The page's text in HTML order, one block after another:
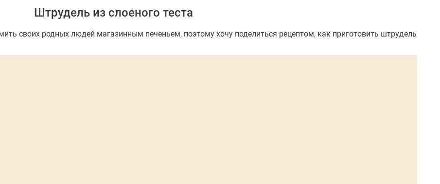
Штрудель из слоеного теста
своих родных людей магазинным печеньем, поэтому хочу поделиться рецептом, как приготовить штрудель